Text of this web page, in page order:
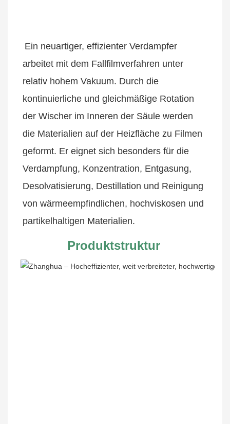
Ein neuartiger, effizienter Verdampfer
arbeitet mit dem Fallfilmverfahren unter
relativ hohem Vakuum. Durch die
kontinuierliche und gleichmäßige Rotation
der Wischer im Inneren der Säule werden
die Materialien auf der Heizfläche zu Filmen
geformt. Er eignet sich besonders für die
Verdampfung, Konzentration, Entgasung,
Desolvatisierung, Destillation und Reinigung
von wärmeempfindlichen, hochviskosen und
partikelhaltigen Materialien.
Produktstruktur